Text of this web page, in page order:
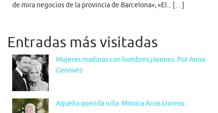
de mira negocios de la provincia de Barcelona», «El... […]
Entradas más visitadas
Mujeres maduras con hombres jóvenes. Por Anna
Genovés
Aquella querida niña. Mónica Arias Llorens